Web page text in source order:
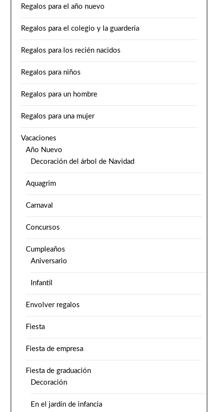
Regalos para el año nuevo
Regalos para el colegio y la guardería
Regalos para los recién nacidos
Regalos para niños
Regalos para un hombre
Regalos para una mujer
Vacaciones
Año Nuevo
Decoración del árbol de Navidad
Aquagrim
Carnaval
Concursos
Cumpleaños
Aniversario
Infantil
Envolver regalos
Fiesta
Fiesta de empresa
Fiesta de graduación
Decoración
En el jardín de infancia